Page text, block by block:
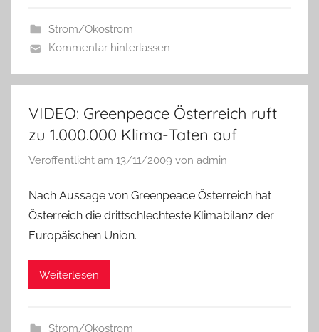
Strom/Ökostrom
Kommentar hinterlassen
VIDEO: Greenpeace Österreich ruft
zu 1.000.000 Klima-Taten auf
Veröffentlicht am 13/11/2009 von admin
Nach Aussage von Greenpeace Österreich hat
Österreich die drittschlechteste Klimabilanz der
Europäischen Union.
Weiterlesen
Strom/Ökostrom